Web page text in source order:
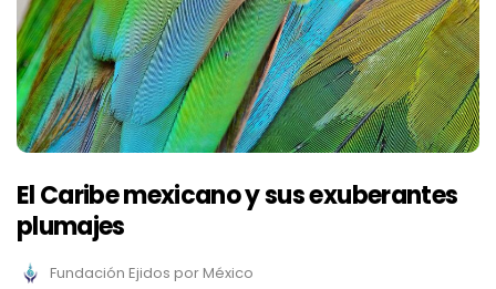
El Caribe mexicano y sus exuberantes
plumajes
Fundación Ejidos por México